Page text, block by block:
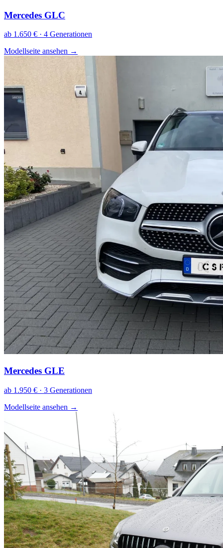
Mercedes GLC
ab 1.650 € · 4 Generationen
Modellseite ansehen →
Mercedes GLE
ab 1.950 € · 3 Generationen
Modellseite ansehen →